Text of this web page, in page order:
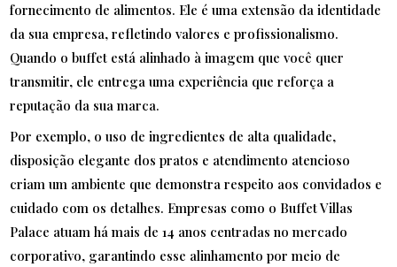
fornecimento de alimentos. Ele é uma extensão da identidade
da sua empresa, refletindo valores e profissionalismo.
Quando o buffet está alinhado à imagem que você quer
transmitir, ele entrega uma experiência que reforça a
reputação da sua marca.
Por exemplo, o uso de ingredientes de alta qualidade,
disposição elegante dos pratos e atendimento atencioso
criam um ambiente que demonstra respeito aos convidados e
cuidado com os detalhes. Empresas como o Buffet Villas
Palace atuam há mais de 14 anos centradas no mercado
corporativo, garantindo esse alinhamento por meio de